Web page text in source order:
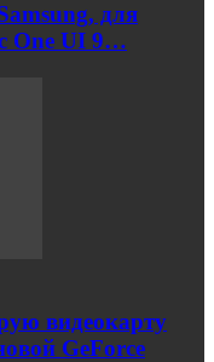
для
One UI 9…
видеокарту
GeForce